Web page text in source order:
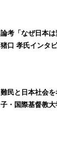
論考「なぜ日
猪口 孝氏インタ
難民と日本社会
子・国際基督教